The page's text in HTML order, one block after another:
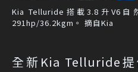
Kia Telluride搭載3.8升V6
291hp/36.2kgm。 摘自Kia
全新Kia Telluride